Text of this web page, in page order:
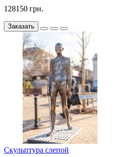
128150 грн.
Заказать
Скульптура слепой